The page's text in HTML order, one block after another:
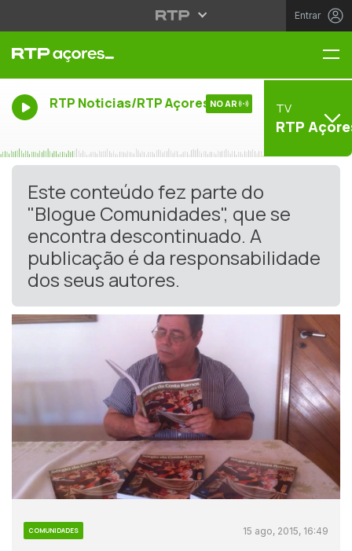
Entrar
RTP Noticias/RTP Açores NO AR TV
RTP
Este conteúdo fez parte do
"Blogue Comunidades", que se
encontra descontinuado. A
publicação é da responsabilidade
dos seus autores.
COMUNIDADES 15 ago, 2015, 16:49